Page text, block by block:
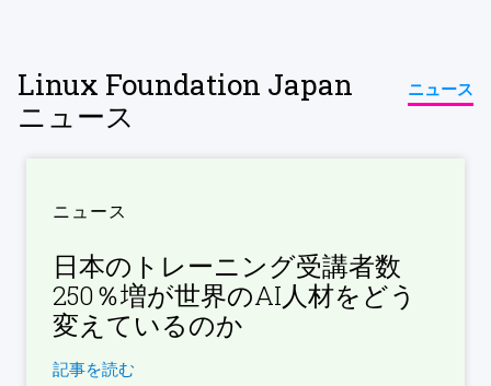
Linux Foundation Japan
ニュース
ニュース
ニュース
日本のトレーニング受講者数
250％増が世界のAI人材をどう
変えているのか
記事を読む